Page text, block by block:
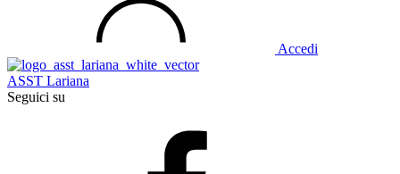
Accedi
ASST Lariana
Seguici su